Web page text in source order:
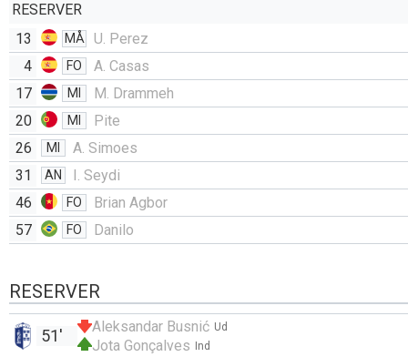
RESERVER
13
MÅ
U. Perez
4
FO
A. Casas
17
MI
M. Drammeh
20
MI
Pite
26
MI
A. Simoes
31
AN
I. Seydi
46
FO
Brian Agbor
57
FO Danilo
RESERVER
Ud
Aleksandar Busnić
Ind
Jota Gonçalves
51'